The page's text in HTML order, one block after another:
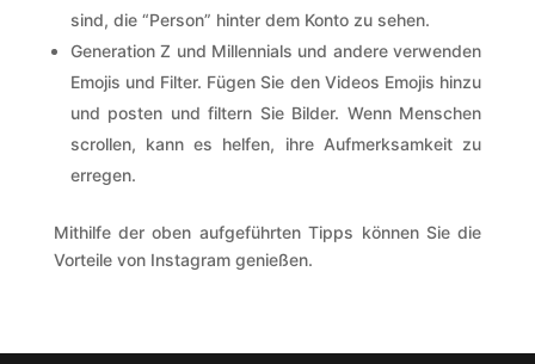
sind, die “Person” hinter dem Konto zu sehen.
Generation Z und Millennials und andere verwenden
Emojis und Filter. Fügen Sie den Videos Emojis hinzu
und posten und filtern Sie Bilder. Wenn Menschen
scrollen, kann es helfen, ihre Aufmerksamkeit zu
erregen.
Mithilfe der oben aufgeführten Tipps können Sie die
Vorteile von Instagram genießen.